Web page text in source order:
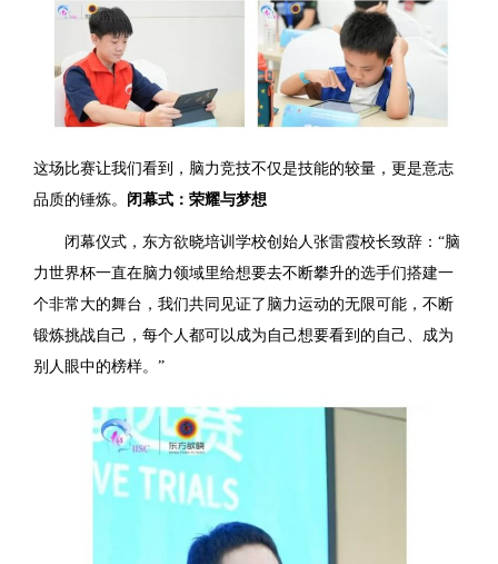
这场比赛让我们看到，脑力竞技不仅是技能的较量，更是意志
品质的锤炼。
闭幕式：荣耀与梦想
闭幕仪式，东方欲晓培训学校创始人张雷霞校长致辞：“脑
力世界杯一直在脑力领域里给想要去不断攀升的选手们搭建一
个非常大的舞台，我们共同见证了脑力运动的无限可能，不断
锻炼挑战自己，每个人都可以成为自己想要看到的自己、成为
别人眼中的榜样。”